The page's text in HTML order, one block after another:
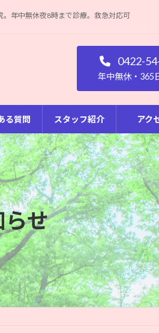
年中無休夜8時まで診療。救急対応可
0422-
年中無休・365
る質問 スタッフ紹介 アク
せ